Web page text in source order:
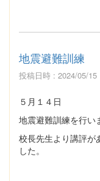
地震避難訓練
投稿日時 : 2024/05/15
５月１４日
地震避難訓練を行い
校長先生より講評が
した。